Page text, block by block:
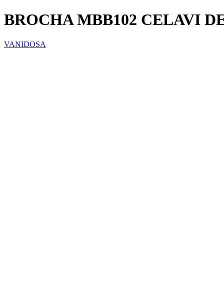
BROCHA MBB102 CELAVI
VANIDOSA